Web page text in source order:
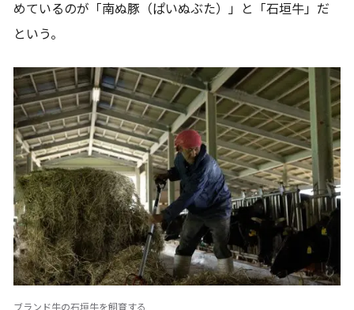
めているのが「南ぬ豚（ぱいぬぶた）」と「石垣牛」だ
という。
ブランド牛の石垣牛を飼育する